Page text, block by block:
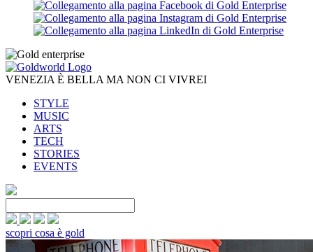
VENEZIA È BELLA MA NON CI VIVREI
STYLE
MUSIC
ARTS
TECH
STORIES
EVENTS
scopri cosa è gold